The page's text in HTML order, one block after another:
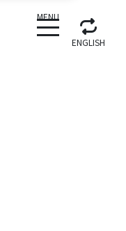
MENU
ENGLISH